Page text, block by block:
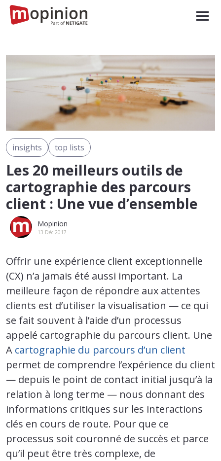
insights top lists
Les 20 meilleurs outils de
cartographie des parcours
client : Une vue d’ensemble
Mopinion
13 Déc 2017
Offrir une expérience client exceptionnelle
(CX) n’a jamais été aussi important. La
meilleure façon de répondre aux attentes
clients est d’utiliser la visualisation — ce qui
se fait souvent à l’aide d’un processus
appelé cartographie du parcours client. Une
A cartographie du parcours d’un client
permet de comprendre l’expérience du client
— depuis le point de contact initial jusqu’à la
relation à long terme — nous donnant des
informations critiques sur les interactions
clés en cours de route. Pour que ce
processus soit couronné de succès et parce
qu’il peut être très complexe, de